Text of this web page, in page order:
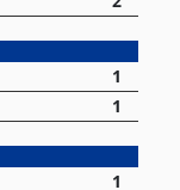
1
1
1